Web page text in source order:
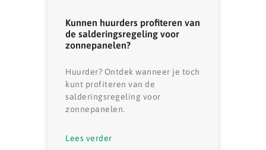
Kunnen huurders profiteren van
de salderingsregeling voor
zonnepanelen?
Huurder? Ontdek wanneer je toch
kunt profiteren van de
salderingsregeling voor
zonnepanelen.
Lees verder